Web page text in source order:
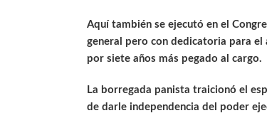
Aquí también se ejecutó en el
general pero con dedicatoria para
por siete años más pegado al cargo.
La borregada panista traicionó el
de darle independencia del poder